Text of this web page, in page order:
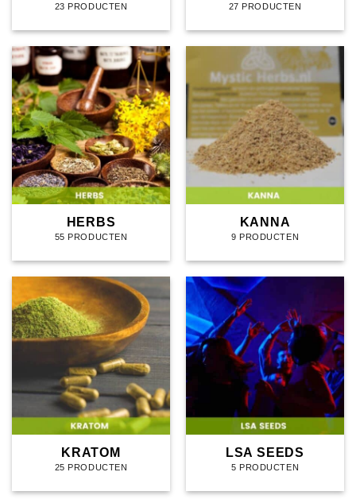
23 PRODUCTEN 27 PRODUCTEN
HERBS
55 PRODUCTEN
KANNA
9 PRODUCTEN
KRATOM
25 PRODUCTEN
LSA SEEDS
5 PRODUCTEN